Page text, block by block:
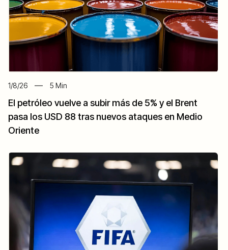
1/8/26 5 Min
El petróleo vuelve a subir más de 5% y el Brent
pasa los USD 88 tras nuevos ataques en Medio
Oriente